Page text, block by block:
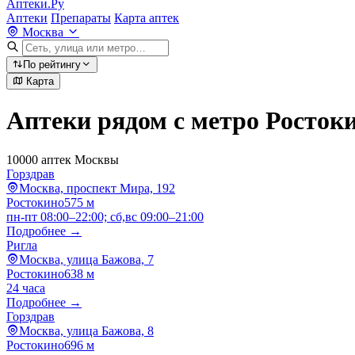
Аптеки.Ру
Аптеки Препараты Карта аптек
Москва
По рейтингу
Карта
Аптеки рядом с метро
10000 аптек Москвы
Горздрав
Москва, проспект Мира, 192
Ростокино575 м
пн-пт 08:00–22:00; сб,вс 09:00–21:00
Подробнее →
Ригла
Москва, улица Бажова, 7
Ростокино638 м
24 часа
Подробнее →
Горздрав
Москва, улица Бажова, 8
Ростокино696 м